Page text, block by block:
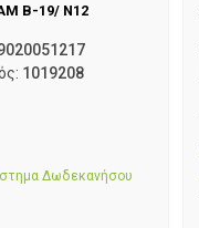
B-19/ N12
1019208
Δωδεκανήσου